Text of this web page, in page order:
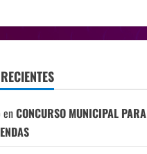
enCONCURSO MUNICIPAL PARA